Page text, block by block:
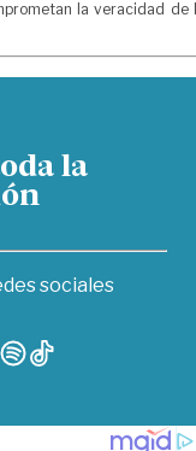
la veracidad de
la
sociales